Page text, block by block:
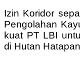
Izin Koridor
Pengolahan
kuat PT LBI
di Hutan